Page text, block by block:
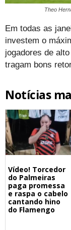
Theo
Em todas as
investem o
jogadores de
tragam bons
Notícias
Vídeo! Torcedor
do Palmeiras
paga promessa
e raspa o cabelo
cantando hino
do Flamengo